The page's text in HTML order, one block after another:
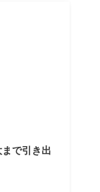
で引き出